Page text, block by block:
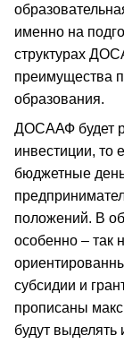
именно на
структурах
преимущества
образования.
ДОСААФ будет
инвестиции, то
бюджетные
положений. В
особенно – так
субсидии и
прописаны
будут выделять